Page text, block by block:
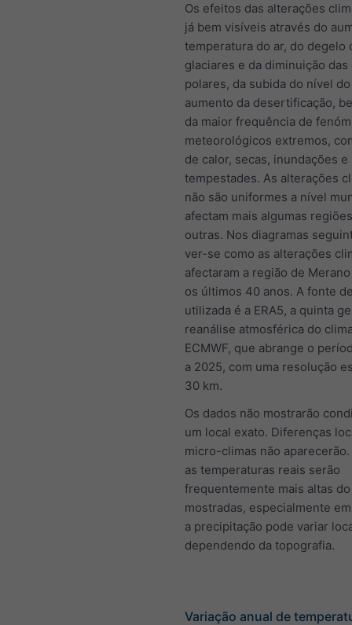
Os efeitos das alterações
já bem visíveis através do
temperatura do ar, do degelo
glaciares e da diminuição das
polares, da subida do nível
aumento da desertificação,
da maior frequência de
meteorológicos extremos,
de calor, secas, inundações e
tempestades. As alterações
não são uniformes a nível
afectam mais algumas
outras. Nos diagramas
ver-se como as alterações
afectaram a região de
os últimos 40 anos. A fonte
utilizada é a ERA5, a quinta
reanálise atmosférica do
ECMWF, que abrange o
a 2025, com uma resolução
30 km.
Os dados não mostrarão
um local exato. Diferenças
micro-climas não
as temperaturas reais serão
frequentemente mais altas
mostradas, especialmente
a precipitação pode variar
dependendo da topografia.
Variação anual de